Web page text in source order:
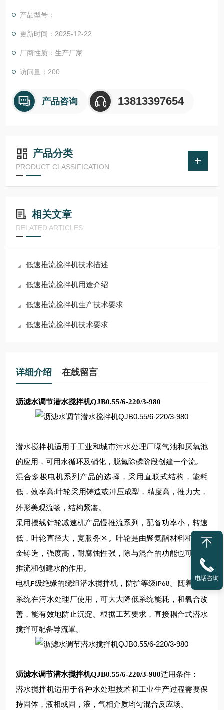
产品型号：
更新时间：2025-12-22
厂商性质：生产厂家
访问量：200
产品咨询 13813397654
产品分类
PRODUCT CLASSIFICATION
相关文章
RELATED ARTICLES
低速推流搅拌机技术描述
低速推流搅拌机用途介绍
低速推流搅拌机生产技术要求
低速推流搅拌机技术要求
详细介绍 在线留言
沥滤水调节潜水搅拌机QJB0.55/6-220/3-980
潜水搅拌机适用于工业和城市污水处理厂曝气池和厌氧池
的应用，可用水循环及硝化，脱氮除磷阶段创建一个流。
混合多极电机系列产品的选择，采用直联式结构，能耗
低，效率高; 叶轮采用铸造或冲压成型，精度高，推力大，
外形美观流畅，结构紧凑。
采用摆线针轮减速机产品慢推流系列，配备功率小，转速
低，叶轮直径大，宽服务区。叶轮是由聚氨酯材料和铝合
金铸造，强度高，耐腐蚀性强，除与混合的功能也可以用
推流和创建水的作用。
电机F级绝缘的绕组潜水搅拌机，防护等级IP68 。随着曝气
系统在污水处理厂使用，可大大降低系统能耗，和氧合改
善，能有效地防止沉淀。根据工艺要求，直接耦合式潜水
搅拌可配备导流罩。
沥滤水调节潜水搅拌机QJB0.55/6-220/3-980适用条件：
潜水搅拌机适用于各种水处理技术和工业生产过程需要保
持固体，液相或固，液，气相介质均匀混合反应场。
电话咨询